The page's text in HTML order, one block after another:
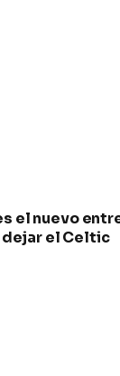
el nuevo
el Celtic